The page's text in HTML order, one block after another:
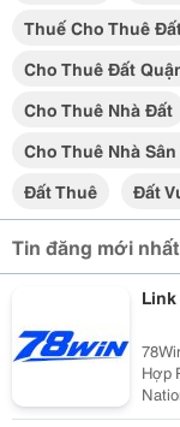
Thuế Cho Thuê
Cho Thuê Đất
Cho Thuê Nhà Đất
Cho Thuê Nhà
Đất Thuê
Đất
Tin đăng mới nhất
Hợp